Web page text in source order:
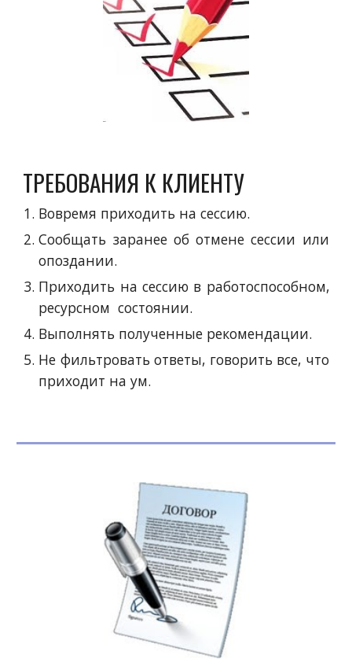
ТРЕБОВАНИЯ К КЛИЕНТУ
Вовремя приходить на сессию.
Сообщать заранее об отмене сессии или
опоздании.
Приходить на сессию в работоспособном,
ресурсном состоянии.
Выполнять полученные рекомендации.
Не фильтровать ответы, говорить все, что
приходит на ум.